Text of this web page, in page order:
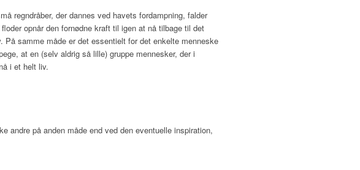
regndråber, der dannes ved havets fordampning, falder
opnår den fornødne kraft til igen at nå tilbage til det
samme måde er det essentielt for det enkelte menneske
at en (selv aldrig så lille) gruppe mennesker, der i
i et helt liv.
andre på anden måde end ved den eventuelle inspiration,